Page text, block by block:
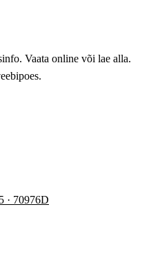
Vaata online või lae alla.
· 70976D